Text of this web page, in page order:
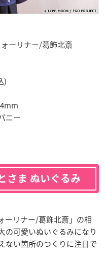
ーリナー/葛飾北斎
)
ニー
さま ぬいぐるみ
ーリナー/葛飾北斎」の相
の可愛いぬいぐるみになり
ない箇所のつくりに注目で